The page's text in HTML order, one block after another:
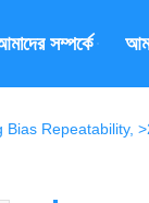
সম্পর্কে
Bias Repeatability,